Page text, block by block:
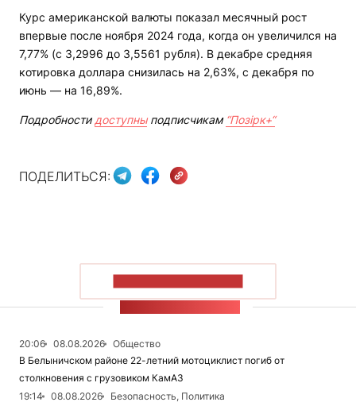
Курс американской валюты показал месячный рост
впервые после ноября 2024 года, когда он увеличился на
7,77% (с 3,2996 до 3,5561 рубля). В декабре средняя
котировка доллара снизилась на 2,63%, с декабря по
июнь — на 16,89%.
Подробности доступныподписчикам “Позірк+“
ПОДЕЛИТЬСЯ:
20:06 08.08.2026
Общество
В Белыничском районе 22-летний мотоциклист погиб от
столкновения с грузовиком КамАЗ
19:14
08.08.2026
Безопасность, Политика